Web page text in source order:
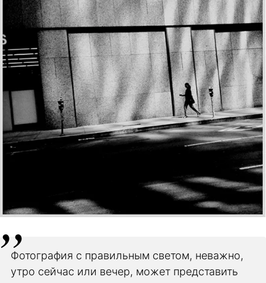
Фотография с правильным светом, неважно,
утро сейчас или вечер, может представить